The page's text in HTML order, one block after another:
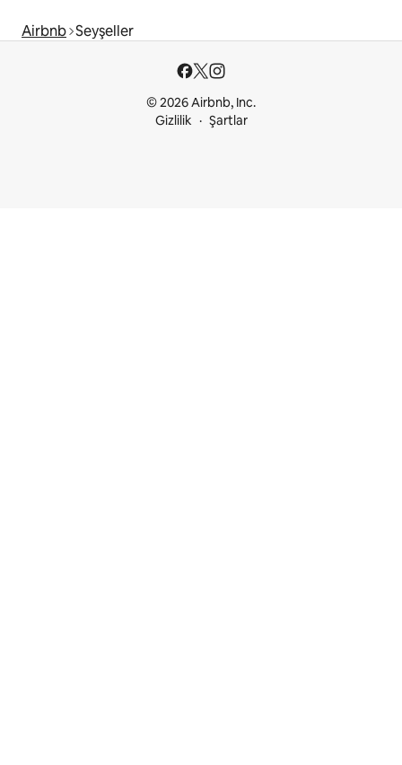
Airbnb Seyşeller
© 2026 Airbnb, Inc.
Gizlilik
Şartlar